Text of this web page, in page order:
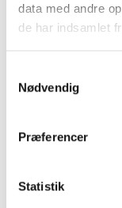
data med andre
de har indsamlet
Nødvendig
Præferencer
Statistik
Fysioterapi uden
Neurologisk
SE KLINIK